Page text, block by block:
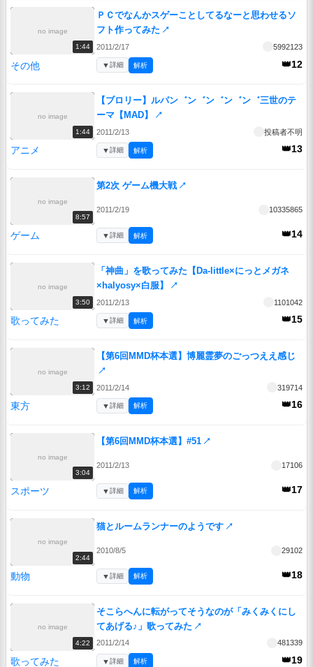
no image
1:44
ＰＣでなんかスゲーことしてるなーと思わせるソ
フト作ってみた ↗
2011/2/17 5992123
その他 👑12
▼詳細 解析
no image
1:44
【ブロリー】ルパン゛ン゛ン゛ン゛ン゛三世のテ
ーマ【MAD】
↗
2011/2/13 投稿者不明
アニメ 👑13
▼詳細 解析
no image
8:57
第2次 ゲーム機大戦 ↗
2011/2/19 10335865
ゲーム 👑14
▼詳細 解析
no image
3:50
「神曲」を歌ってみた【Da-little×にっとメガネ
×halyosy×白服】
↗
2011/2/13 1101042
歌ってみた 👑15
▼詳細 解析
no image
3:12
【第6回MMD杯本選】博麗霊夢のごっつええ感じ
↗
2011/2/14 319714
東方 👑16
▼詳細 解析
no image
3:04
【第6回MMD杯本選】#51 ↗
2011/2/13 17106
スポーツ 👑17
▼詳細 解析
no image
2:44
猫とルームランナーのようです ↗
2010/8/5 29102
動物 👑18
▼詳細 解析
no image
4:22
そこらへんに転がってそうなのが「みくみくにし
てあげる♪」歌ってみた ↗
2011/2/14 481339
歌ってみた 👑19
▼詳細 解析